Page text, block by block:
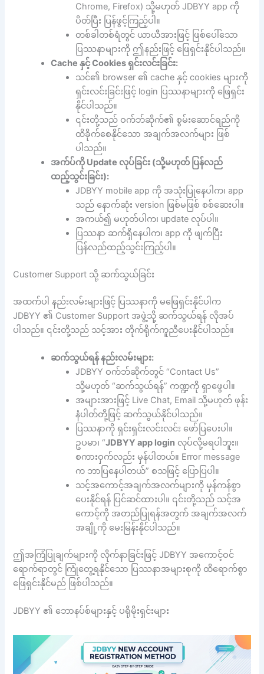
Chrome, Firefox) သို့မဟုတ် JDBYY app ကို
ပိတ်ပြီး ပြန်ဖွင့်ကြည့်ပါ။
တစ်ခါတစ်ရံတွင် ယာယီအားဖြင့် ဖြစ်ပေါ်သော
ပြဿနာများကို ဤနည်းဖြင့် ဖြေရှင်းနိုင်ပါသည်။
Cache နှင့် Cookies ရှင်းလင်းခြင်း:
သင်၏ browser ၏ cache နှင့် cookies များကို
ရှင်းလင်းခြင်းဖြင့် login ပြဿနာများကို ဖြေရှင်း
နိုင်ပါသည်။
၎င်းတို့သည် ဝက်ဘ်ဆိုက်၏ စွမ်းဆောင်ရည်ကို
ထိခိုက်စေနိုင်သော အချက်အလက်များ ဖြစ်
ပါသည်။
အက်ပ်ကို Update လုပ်ခြင်း (သို့မဟုတ် ပြန်လည်
ထည့်သွင်းခြင်း):
JDBYY mobile app ကို အသုံးပြုနေပါက၊ app
သည် နောက်ဆုံး version ဖြစ်မဖြစ် စစ်ဆေးပါ။
အကယ်၍ မဟုတ်ပါက၊ update လုပ်ပါ။
ပြဿနာ ဆက်ရှိနေပါက၊ app ကို ဖျက်ပြီး
ပြန်လည်ထည့်သွင်းကြည့်ပါ။
Customer Support သို့ ဆက်သွယ်ခြင်း
အထက်ပါ နည်းလမ်းများဖြင့် ပြဿနာကို မဖြေရှင်းနိုင်ပါက
JDBYY ၏ Customer Support အဖွဲ့သို့ ဆက်သွယ်ရန် လိုအပ်
ပါသည်။ ၎င်းတို့သည် သင့်အား တိုက်ရိုက်ကူညီပေးနိုင်ပါသည်။
ဆက်သွယ်ရန် နည်းလမ်းများ:
JDBYY ဝက်ဘ်ဆိုက်တွင် “Contact Us”
သို့မဟုတ် “ဆက်သွယ်ရန်” ကဏ္ဍကို ရှာဖွေပါ။
အများအားဖြင့် Live Chat, Email သို့မဟုတ် ဖုန်း
နံပါတ်တို့ဖြင့် ဆက်သွယ်နိုင်ပါသည်။
ပြဿနာကို ရှင်းရှင်းလင်းလင်း ဖော်ပြပေးပါ။
ဥပမာ၊ “JDBYY app login လုပ်လို့မရပါဘူး။
စကားဝှက်လည်း မှန်ပါတယ်။ Error message
က ဘာပြနေပါတယ်” စသဖြင့် ပြောပြပါ။
သင့်အကောင့်အချက်အလက်များကို မှန်ကန်စွာ
ပေးနိုင်ရန် ပြင်ဆင်ထားပါ။ ၎င်းတို့သည် သင့်အ
ကောင့်ကို အတည်ပြုရန်အတွက် အချက်အလက်
အချို့ကို မေးမြန်းနိုင်ပါသည်။
ဤအကြံပြုချက်များကို လိုက်နာခြင်းဖြင့် JDBYY အကောင့်ဝင်
ရောက်ရာတွင် ကြုံတွေ့ရနိုင်သော ပြဿနာအများစုကို ထိရောက်စွာ
ဖြေရှင်းနိုင်မည် ဖြစ်ပါသည်။
JDBYY ၏ ဘောနပ်စ်များနှင့် ပရိုမိုးရှင်းများ